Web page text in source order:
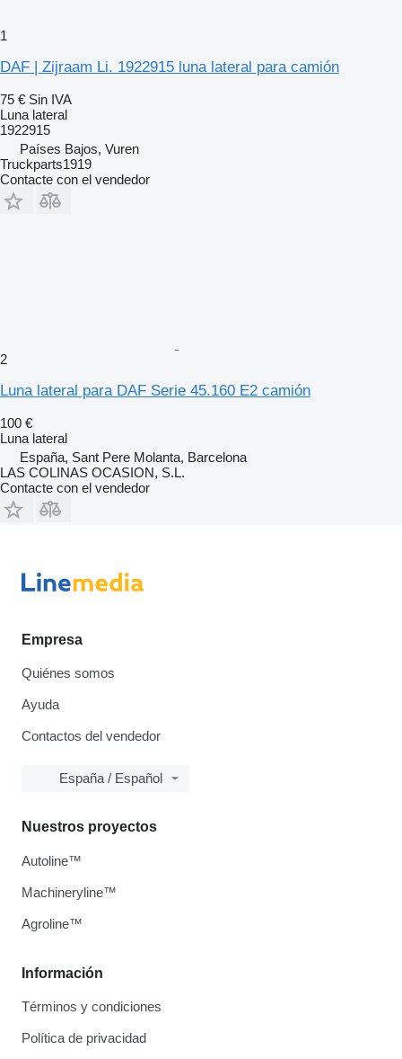
1
DAF | Zijraam Li. 1922915 luna lateral para camión
75 € Sin IVA
Luna lateral
1922915
Países Bajos, Vuren
Truckparts1919
Contacte con el vendedor
2
Luna lateral para DAF Serie 45.160 E2 camión
100 €
Luna lateral
España, Sant Pere Molanta, Barcelona
LAS COLINAS OCASION, S.L.
Contacte con el vendedor
Empresa
Quiénes somos
Ayuda
Contactos del vendedor
España / Español
Información
Términos y condiciones
Política de privacidad
Nuestros proyectos
Autoline™
Machineryline™
Agroline™